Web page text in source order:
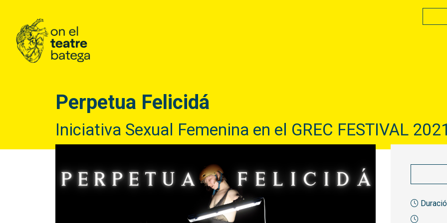
Perpetua Felicidá
Iniciativa Sexual Femenina en el GREC FESTIVAL 2021